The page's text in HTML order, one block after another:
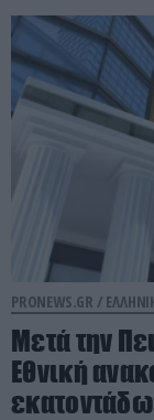
PRONEWS.GR /
Μετά την
Εθνική